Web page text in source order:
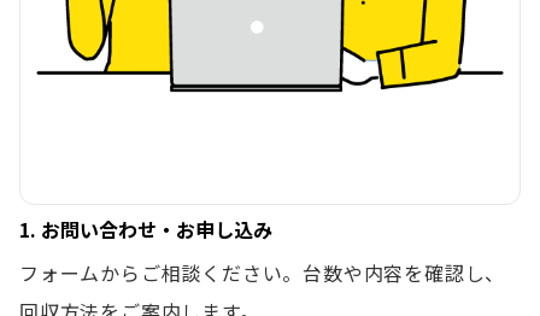
1. お問い合わせ・お申し込み
フォームからご相談ください。台数や内容を確認し、